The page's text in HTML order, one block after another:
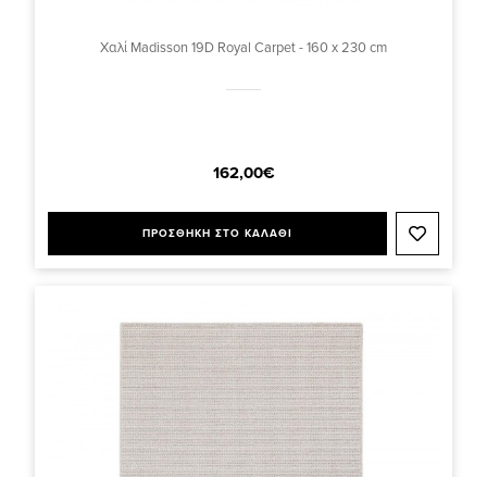
Χαλί Madisson 19D Royal Carpet - 160 x 230 cm
162,00€
ΠΡΟΣΘΗΚΗ ΣΤΟ ΚΑΛΑΘΙ